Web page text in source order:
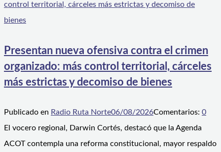
Presentan nueva ofensiva contra el crimen
organizado: más control territorial, cárceles
más estrictas y decomiso de bienes
Publicado en Radio Ruta Norte06/08/2026Comentarios: 0
El vocero regional, Darwin Cortés, destacó que la Agenda
ACOT contempla una reforma constitucional, mayor respaldo